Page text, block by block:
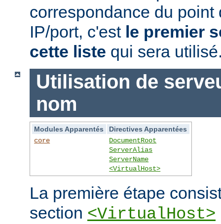
correspondance du point
IP/port, c'est le premier
cette liste qui sera
Utilisation de
nom
Modules Apparentés
Directives Apparentées
core
DocumentRoot
ServerAlias
ServerName
<VirtualHost>
La première étape
section <VirtualHost>